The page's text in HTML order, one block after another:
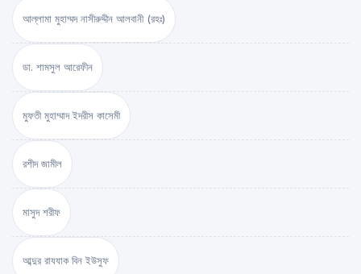
আল্লামা মুহাম্মদ নাসীরুদ্দীন আলবানী (রহঃ)
ডা. শামসুল আরেফীন
মুফতী মুহাম্মাদ ইদরীস কাসেমী
রশীদ জামীল
মাসুদ শরীফ
আব্দুর রাযযাক বিন ইউসুফ